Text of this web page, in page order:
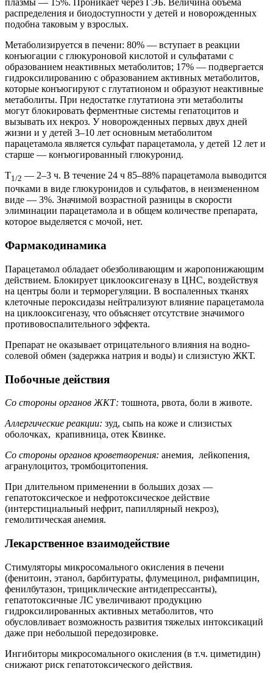
плазмы — 15%. Проникает через ГЭБ. Величина объема
распределения и биодоступности у детей и новорожденных
подобна таковым у взрослых.
Метаболизируется в печени: 80% — вступает в реакции
конъюгации с глюкуроновой кислотой и сульфатами с
образованием неактивных метаболитов; 17% — подвергается
гидроксилированию с образованием активных метаболитов,
которые конъюгируют с глутатионом и образуют неактивные
метаболиты. При недостатке глутатиона эти метаболиты
могут блокировать ферментные системы гепатоцитов и
вызывать их некроз. У новорожденных первых двух дней
жизни и у детей 3–10 лет основным метаболитом
парацетамола является сульфат парацетамола, у детей 12 лет и
старше — конъюгированный глюкуронид.
T1/2 — 2–3 ч. В течение 24 ч 85–88% парацетамола выводится
почками в виде глюкуронидов и сульфатов, в неизмененном
виде — 3%. Значимой возрастной разницы в скорости
элиминации парацетамола и в общем количестве препарата,
которое выделяется с мочой, нет.
Фармакодинамика
Парацетамол обладает обезболивающим и жаропонижающим
действием. Блокирует циклооксигеназу в ЦНС, воздействуя
на центры боли и терморегуляции. В воспаленных тканях
клеточные пероксидазы нейтрализуют влияние парацетамола
на циклооксигеназу, что объясняет отсутствие значимого
противовоспалительного эффекта.
Препарат не оказывает отрицательного влияния на водно-
солевой обмен (задержка натрия и воды) и слизистую ЖКТ.
Побочные действия
Со стороны органов ЖКТ: тошнота, рвота, боли в животе.
Аллергические реакции: зуд, сыпь на коже и слизистых
оболочках, крапивница, отек Квинке.
Со стороны органов кроветворения: анемия, лейкопения,
агранулоцитоз, тромбоцитопения.
При длительном применении в больших дозах —
гепатотоксическое и нефротоксическое действие
(интерстициальный нефрит, папиллярный некроз),
гемолитическая анемия.
Лекарственное взаимодействие
Стимуляторы микросомального окисления в печени
(фенитоин, этанол, барбитураты, флумецинол, рифампицин,
фенилбутазон, трициклические антидепрессанты),
гепатотоксичные ЛС увеличивают продукцию
гидроксилированных активных метаболитов, что
обусловливает возможность развития тяжелых интоксикаций
даже при небольшой передозировке.
Ингибиторы микросомального окисления (в т.ч. циметидин)
снижают риск гепатотоксического действия.